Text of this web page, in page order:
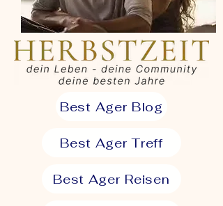
Best Ager Blog
Best Ager Treff
Best Ager Reisen